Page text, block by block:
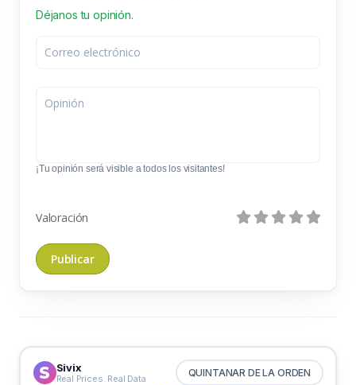
Déjanos tu opinión.
¡Tu opinión será visible a todos los visitantes!
Valoración
Sivix
Real Prices. Real Data QUINTANAR DE LA ORDEN